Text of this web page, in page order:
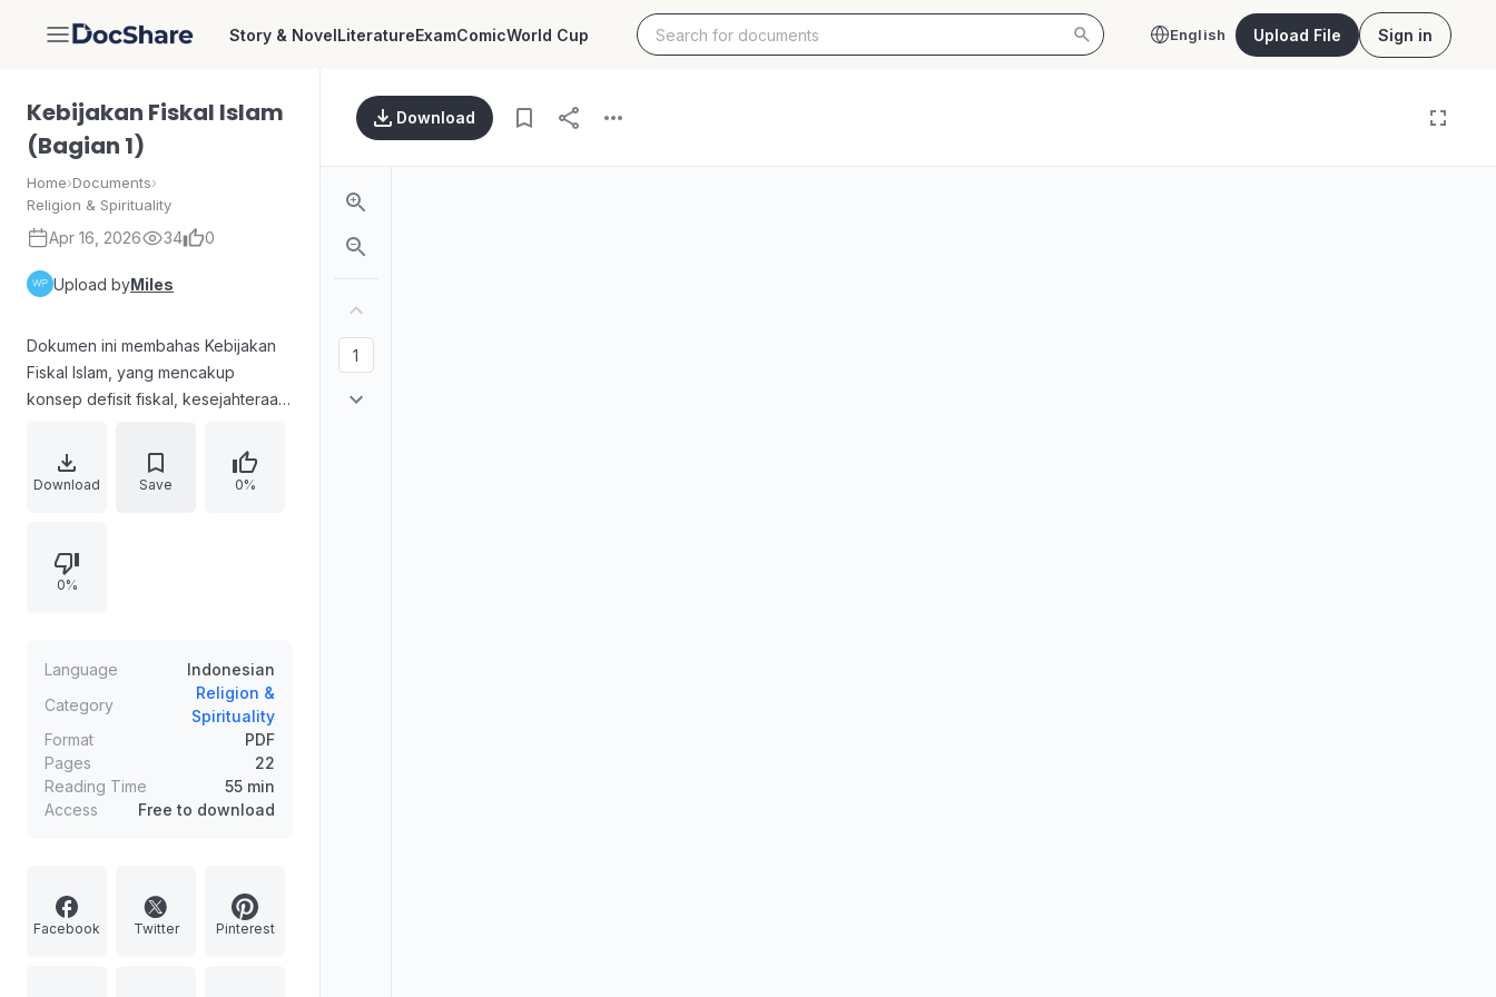
DocShare Story & NovelLiteratureExamComicWorld Cup English Upload File Sign in
Kebijakan Fiskal Islam
(Bagian 1)
Home›Documents›
Religion & Spirituality
Apr 16, 2026 34 0
Upload byMiles
Dokumen ini membahas Kebijakan
Fiskal Islam, yang mencakup
konsep defisit fiskal, kesejahteraan
mekanisme pasar konvensional.
Dibahas pula perbedaan APBN
dan alokasi dana. Dokumen ini juga
menyoroti pentingnya kepemilikan
Download Save 0%
0%
Language
Indonesian
Category
Religion &
Spirituality
Format
PDF
Pages
22
Reading Time
55 min
Access
Free to download
Facebook Twitter Pinterest
Download